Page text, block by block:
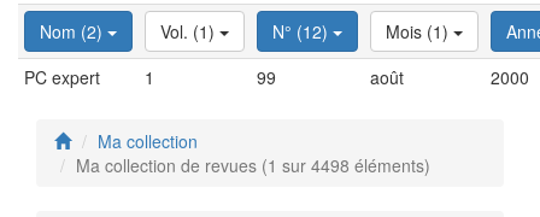
Nom (2) Vol. (1) N° (12) Mois (1)
PC expert
1 99 août 2000
Ma collection
Ma collection de revues (1 sur 4498 éléments)